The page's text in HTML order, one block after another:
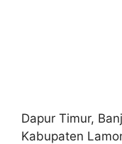
Dapur Timur,
Kabupaten